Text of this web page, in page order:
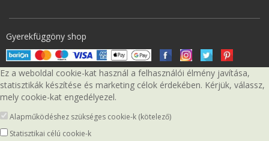
Gyerekfüggöny shop
Ez a weboldal cookie-kat használ a felhasználói élmény javítása,
statisztikák készítése és marketing célok érdekében. Kérjük, válassz,
mely cookie-kat engedélyezel.
Alapműködéshez szükséges cookie-k (kötelező)
Statisztikai célú cookie-k